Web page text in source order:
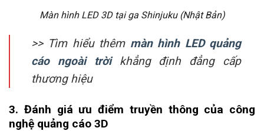
Màn hình LED 3D tại ga Shinjuku (Nhật Bản)
>> Tìm hiểu thêm màn hình LED quảng
cáo ngoài trờikhẳng định đẳng cấp
thương hiệu
3. Đánh giá ưu điểm truyền thông của công
nghệ quảng cáo 3D